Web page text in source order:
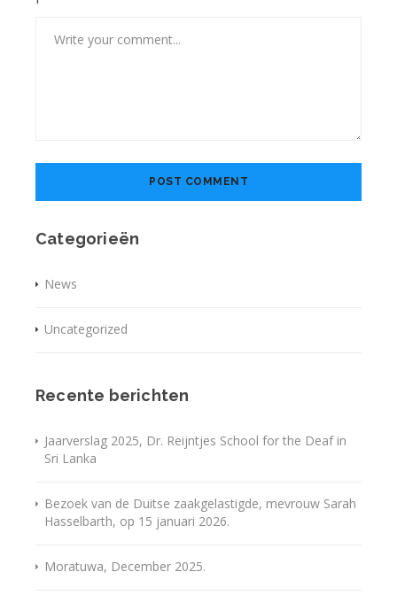
Categorieën
News
Uncategorized
Recente berichten
Jaarverslag 2025, Dr. Reijntjes School for the Deaf in
Sri Lanka
Bezoek van de Duitse zaakgelastigde, mevrouw Sarah
Hasselbarth, op 15 januari 2026.
Moratuwa, December 2025.